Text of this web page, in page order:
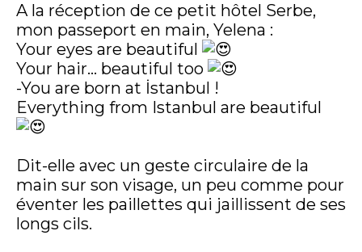
A la réception de ce petit hôtel Serbe,
mon passeport en main, Yelena :
Your eyes are beautiful
Your hair… beautiful too
-You are born at İstanbul !
Everything from Istanbul are beautiful
Dit-elle avec un geste circulaire de la
main sur son visage, un peu comme pour
éventer les paillettes qui jaillissent de ses
longs cils.